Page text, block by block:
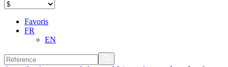
Favoris
FR
EN